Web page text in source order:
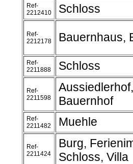
Ref-
2212410
Schloss
Ref-
2212178
Bauernhaus,
Ref-
2211888
Schloss
Ref-
2211598
Bauernhof
Ref-
2211482
Muehle
Ref-
2211424
Burg,
Schloss, Villa